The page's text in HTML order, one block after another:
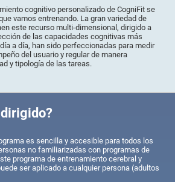
cognitivo personalizado de CogniFit se
vamos entrenando. La gran variedad de
este recurso multi-dimensional, dirigido a
de las capacidades cognitivas más
a día, han sido perfeccionadas para medir
del usuario y regular de manera
y tipología de las tareas.
es sencilla y accesible para todos los
no familiarizadas con programas de
programa de entrenamiento cerebral y
ser aplicado a cualquier persona (adultos